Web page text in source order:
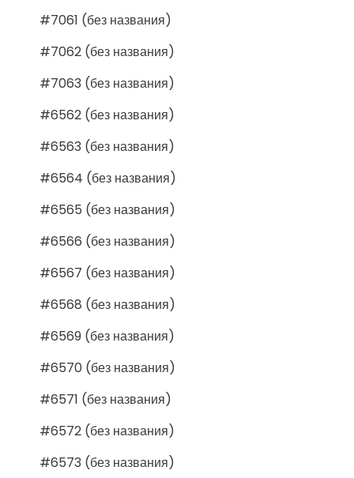
#7061 (без названия)
#7062 (без названия)
#7063 (без названия)
#6562 (без названия)
#6563 (без названия)
#6564 (без названия)
#6565 (без названия)
#6566 (без названия)
#6567 (без названия)
#6568 (без названия)
#6569 (без названия)
#6570 (без названия)
#6571 (без названия)
#6572 (без названия)
#6573 (без названия)